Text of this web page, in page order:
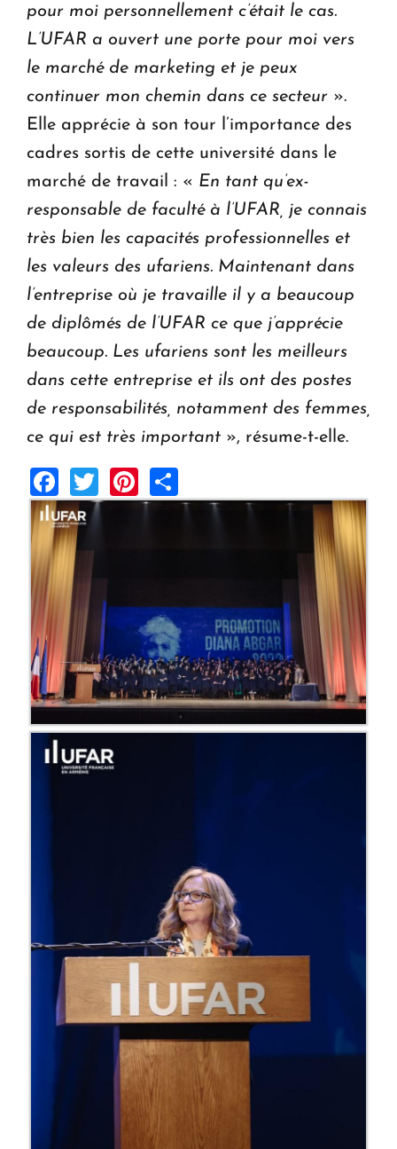
pour moi personnellement c’était le cas.
L’UFAR a ouvert une porte pour moi vers
le marché de marketing et je peux
continuer mon chemin dans ce secteur ».
Elle apprécie à son tour l’importance des
cadres sortis de cette université dans le
marché de travail : « En tant qu’ex-
responsable de faculté à l’UFAR, je connais
très bien les capacités professionnelles et
les valeurs des ufariens. Maintenant dans
l’entreprise où je travaille il y a beaucoup
de diplômés de l’UFAR ce que j’apprécie
beaucoup. Les ufariens sont les meilleurs
dans cette entreprise et ils ont des postes
de responsabilités, notamment des femmes,
ce qui est très important », résume-t-elle.
Facebook
TwitterPinterest